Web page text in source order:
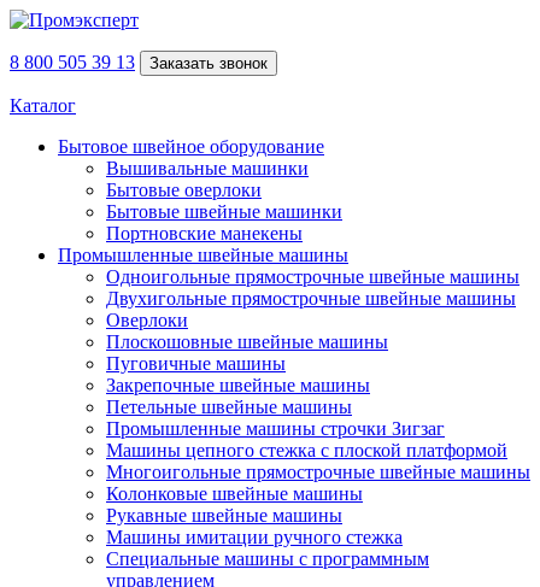
8 800 505 39 13 Заказать звонок
Каталог
Бытовое швейное оборудование
Вышивальные машинки
Бытовые оверлоки
Бытовые швейные машинки
Портновские манекены
Промышленные швейные машины
Одноигольные прямострочные швейные машины
Двухигольные прямострочные швейные машины
Оверлоки
Плоскошовные швейные машины
Пуговичные машины
Закрепочные швейные машины
Петельные швейные машины
Промышленные машины строчки Зигзаг
Машины цепного стежка с плоской платформой
Многоигольные прямострочные швейные машины
Колонковые швейные машины
Рукавные швейные машины
Машины имитации ручного стежка
Специальные машины с программным
управлением